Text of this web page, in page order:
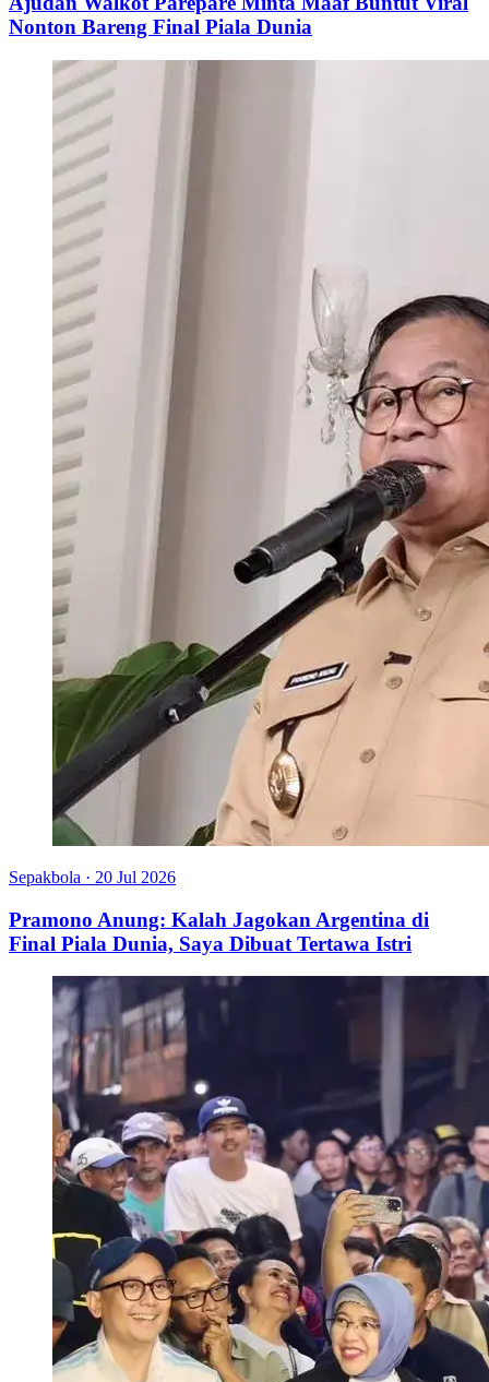
Nonton Bareng Final Piala Dunia
Sepakbola · 20 Jul 2026
Pramono Anung: Kalah Jagokan Argentina di
Final Piala Dunia, Saya Dibuat Tertawa Istri